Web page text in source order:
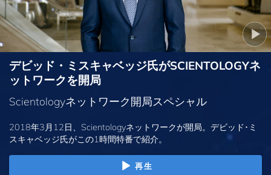
デビッド・ミスキャベッジ氏がSCIENTOLOGYネ
ットワークを開局
Scientologyネットワーク開局スペシャル
2018年3月12日、Scientologyネットワークが開局。デビッド･ミ
スキャベッジ氏がこの1時間特番で紹介。
再生